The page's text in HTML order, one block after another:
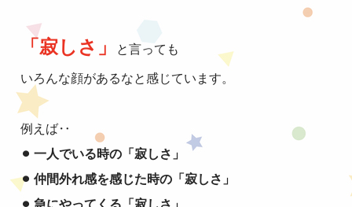
「寂しさ」 と言っても
いろんな顔があるなと感じています。
例えば‥
⚫︎ 一人でいる時の「寂しさ」
⚫︎ 仲間外れ感を感じた時の「寂しさ」
⚫︎ 急にやってくる「寂しさ」